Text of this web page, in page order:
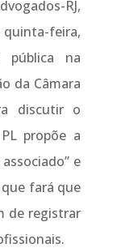
RJ,
feira,
na
da Câmara
discutir o
propõe a
e
que fará que
de registrar